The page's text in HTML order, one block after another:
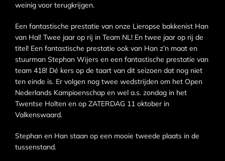
weinig voor terugkrijgen.
Een fantastische prestatie van onze Lieropse bakkenist Han
van Hal! Twee jaar op rij in Team NL! En twee jaar op rij de
titel! Een fantastische prestatie ook van Han z’n maat en
stuurman Stephan Wijers en een fantastische prestatie van
team 418! Dé kers op de taart van dit seizoen dat nog niet
ten einde is. Er volgen nog twee wedstrijden om het Open
Nederlands Kampioenschap en wel a.s. zondag in het
Twentse Holten en op ZATERDAG 11 oktober in
Valkenswaard.
Stephan en Han staan op een mooie tweede plaats in de
tussenstand.